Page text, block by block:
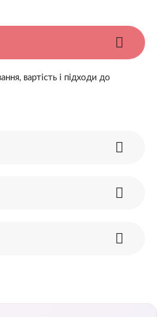
вартість і підходи до